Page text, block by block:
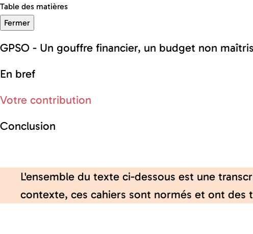
Table des matières
Fermer
GPSO - Un gouffre financier, un budget non
En bref
Votre contribution
Conclusion
L'ensemble du texte ci-dessous est une
contexte, ces cahiers sont normés et ont des